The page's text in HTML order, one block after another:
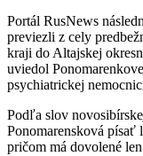
Portál RusNews
previezli z cely
kraji do Altajskej
uviedol
psychiatrickej
Podľa slov
Ponomarensková
pričom má dovolené